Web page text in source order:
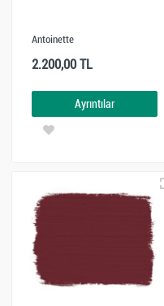
Antoinette
2.200,00 TL
Ayrıntılar